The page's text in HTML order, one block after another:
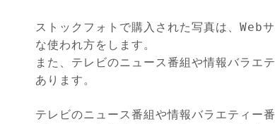
ストックフォトで購入された写真は、Web
な使われ方をします。
また、テレビのニュース番組や情報バラエ
あります。
テレビのニュース番組や情報バラエティー